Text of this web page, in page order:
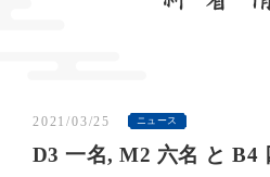
2021/03/25 ニュース
D3 一名, M2 六名 と B4